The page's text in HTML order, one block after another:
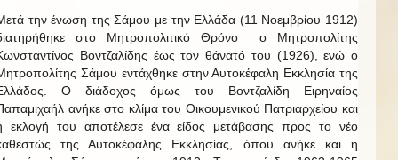
την ένωση της Σάμου με την Ελλάδα (11 Νοεμβρίου 1912)
στο Μητροπολιτικό Θρόνο ο Μητροπολίτης
Βοντζαλίδης έως τον θάνατό του (1926), ενώ ο
Σάμου εντάχθηκε στην Αυτοκέφαλη Εκκλησία της
Ο διάδοχος όμως του Βοντζαλίδη Ειρηναίος
ανήκε στο κλίμα του Οικουμενικού Πατριαρχείου και
εκλογή του αποτέλεσε ένα είδος μετάβασης προς το νέο
της Αυτοκέφαλης Εκκλησίας, όπου ανήκε και η